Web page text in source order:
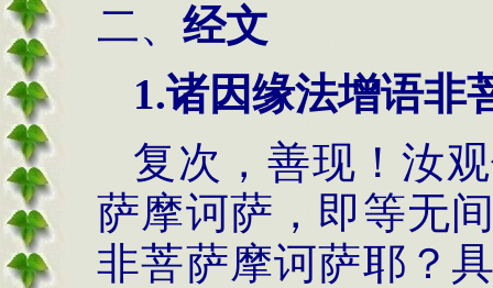
二、 经文
1.诸因缘法增语非
复次，善现！汝
萨摩诃萨，即等无
非菩萨摩诃萨耶？